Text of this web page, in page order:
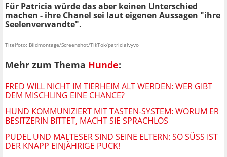
Für Patricia würde das aber keinen Unterschied
machen - ihre Chanel sei laut eigenen Aussagen "ihre
Seelenverwandte".
Titelfoto: Bildmontage/Screenshot/TikTok/patriciaivyvo
Mehr zum Thema Hunde:
FRED WILL NICHT IM TIERHEIM ALT WERDEN: WER GIBT
DEM MISCHLING EINE CHANCE?
HUND KOMMUNIZIERT MIT TASTEN-SYSTEM: WORUM ER
BESITZERIN BITTET, MACHT SIE SPRACHLOS
PUDEL UND MALTESER SIND SEINE ELTERN: SO SÜSS IST D
ER KNAPP EINJÄHRIGE PUCK!